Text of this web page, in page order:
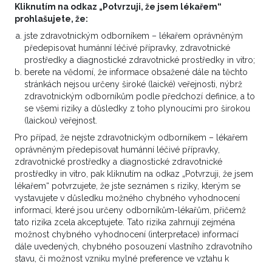
karcinomu plic
Setkání KOC a ROC v Plzni otevře
diskusi o návaznosti onkologické
péče
Kliknutím na odkaz „Potvrzuji, že jsem lékařem“
prohlašujete, že:
jste zdravotnickým odborníkem – lékařem oprávněným
předepisovat humánní léčivé přípravky, zdravotnické
prostředky a diagnostické zdravotnické prostředky in vitro;
berete na vědomí, že informace obsažené dále na těchto
stránkách nejsou určeny široké (laické) veřejnosti, nýbrž
zdravotnickým odborníkům podle předchozí definice, a to
se všemi riziky a důsledky z toho plynoucími pro širokou
(laickou) veřejnost.
Pro případ, že nejste zdravotnickým odborníkem – lékařem
oprávněným předepisovat humánní léčivé přípravky,
zdravotnické prostředky a diagnostické zdravotnické
prostředky in vitro, pak kliknutím na odkaz „Potvrzuji, že jsem
lékařem“ potvrzujete, že jste seznámen s riziky, kterým se
vystavujete v důsledku možného chybného vyhodnocení
informací, které jsou určeny odborníkům-lékařům, přičemž
tato rizika zcela akceptujete. Tato rizika zahrnují zejména
možnost chybného vyhodnocení (interpretace) informací
dále uvedených, chybného posouzení vlastního zdravotního
stavu, či možnost vzniku mylné preference ve vztahu k